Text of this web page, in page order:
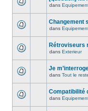
dans
Changement
dans
Rétroviseurs
dans Exterieur
Je
dans Tout le
Compatibilité
dans